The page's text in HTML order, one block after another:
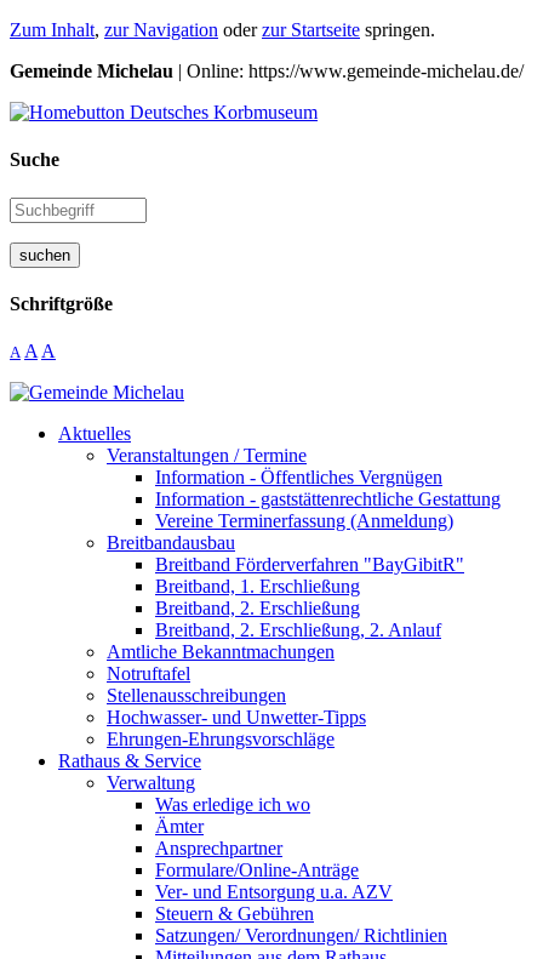
Zum Inhalt, zur Navigation oderzur Startseite springen.
Gemeinde Michelau | Online: https://www.gemeinde-michelau.de/
Suche
suchen
Schriftgröße
A A A
Aktuelles
Veranstaltungen / Termine
Information - Öffentliches Vergnügen
Information - gaststättenrechtliche Gestattung
Vereine Terminerfassung (Anmeldung)
Breitbandausbau
Breitband Förderverfahren "BayGibitR"
Breitband, 1. Erschließung
Breitband, 2. Erschließung
Breitband, 2. Erschließung, 2. Anlauf
Amtliche Bekanntmachungen
Notruftafel
Stellenausschreibungen
Hochwasser- und Unwetter-Tipps
Ehrungen-Ehrungsvorschläge
Rathaus & Service
Verwaltung
Was erledige ich wo
Ämter
Ansprechpartner
Formulare/Online-Anträge
Ver- und Entsorgung u.a. AZV
Steuern & Gebühren
Satzungen/ Verordnungen/ Richtlinien